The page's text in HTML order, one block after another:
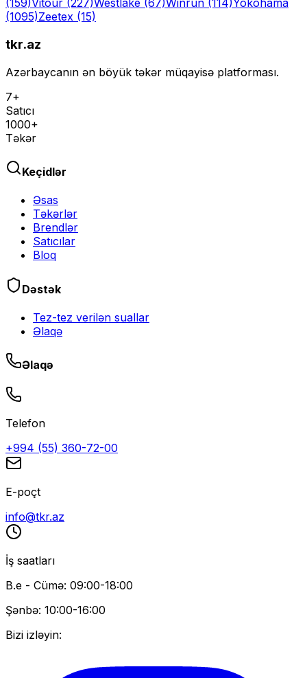
(159)Vitour (227)Westlake (67)Winrun (114)Yokohama
(1095)Zeetex (15)
tkr.az
Azərbaycanın ən böyük təkər müqayisə platforması.
7+
Satıcı
1000+
Təkər
Keçidlər
Əsas
Təkərlər
Brendlər
Satıcılar
Bloq
Dəstək
Tez-tez verilən suallar
Əlaqə
Əlaqə
Telefon
+994 (55) 360-72-00
E-poçt
info@tkr.az
İş saatları
B.e - Cümə: 09:00-18:00
Şənbə: 10:00-16:00
Bizi izləyin: